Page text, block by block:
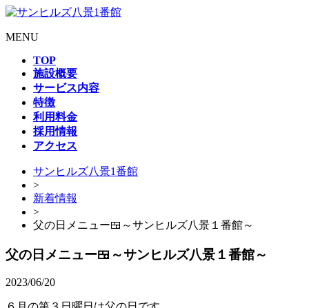
MENU
TOP
施設概要
サービス内容
特徴
利用料金
採用情報
アクセス
サンヒルズ八景1番館
>
新着情報
>
父の日メニュー🍱～サンヒルズ八景１番館～
父の日メニュー🍱～サンヒルズ八景１番館～
2023/06/20